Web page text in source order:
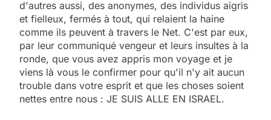
d'autres aussi, des anonymes, des individus aigris
et fielleux, fermés à tout, qui relaient la haine
comme ils peuvent à travers le Net. C'est par eux,
par leur communiqué vengeur et leurs insultes à la
ronde, que vous avez appris mon voyage et je
viens là vous le confirmer pour qu'il n'y ait aucun
trouble dans votre esprit et que les choses soient
nettes entre nous : JE SUIS ALLE EN ISRAEL.